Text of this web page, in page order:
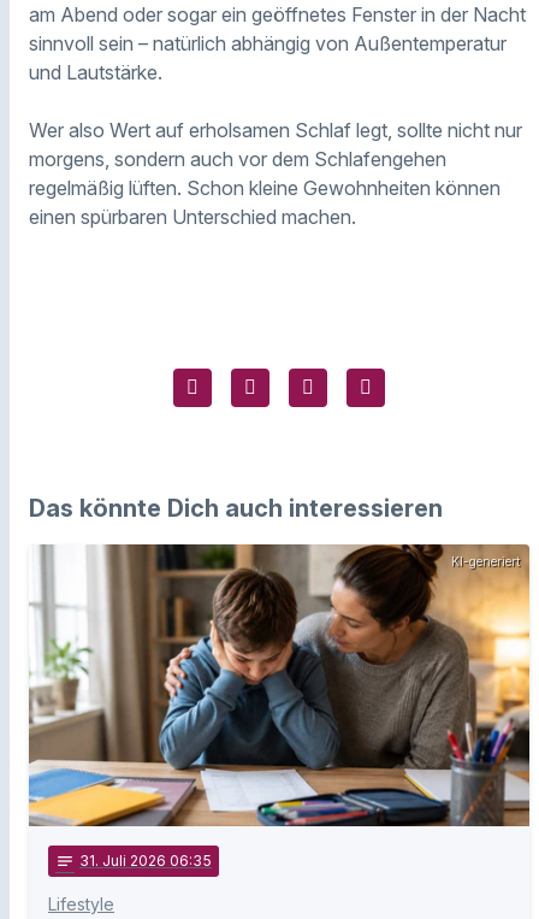
am Abend oder sogar ein geöffnetes Fenster in der Nacht
sinnvoll sein – natürlich abhängig von Außentemperatur
und Lautstärke.
Wer also Wert auf erholsamen Schlaf legt, sollte nicht nur
morgens, sondern auch vor dem Schlafengehen
regelmäßig lüften. Schon kleine Gewohnheiten können
einen spürbaren Unterschied machen.
Das könnte Dich auch interessieren
KI-generiert
notes 31. Juli 2026 06:35
Lifestyle